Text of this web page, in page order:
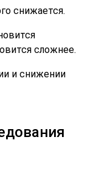
снижается.
сложнее.
и снижении